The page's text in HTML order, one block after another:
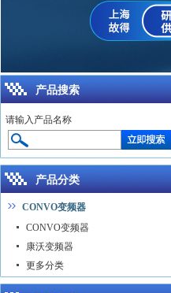
产品搜索
请输入产品名称
产品分类
CONVO变频器
CONVO变频器
康沃变频器
更多分类